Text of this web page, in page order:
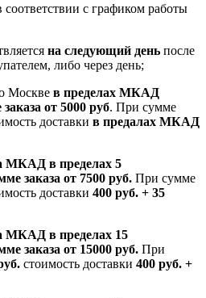
с графиком работы
на следующий день после
, либо через день;
Москве в пределах МКАД
от 5000 руб. При сумме
доставки в предалах МКАД
МКАД в пределах 5
заказа от 7500 руб. При сумме
доставки 400 руб. + 35
МКАД в пределах 15
заказа от 15000 руб. При
стоимость доставки 400 руб. +